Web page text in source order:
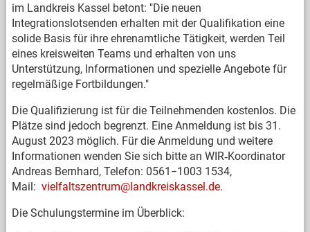
im Landkreis Kassel betont: "Die neuen
Integrationslotsenden erhalten mit der Qualifikation eine
solide Basis für ihre ehrenamtliche Tätigkeit, werden Teil
eines kreisweiten Teams und erhalten von uns
Unterstützung, Informationen und spezielle Angebote für
regelmäßige Fortbildungen."
Die Qualifizierung ist für die Teilnehmenden kostenlos. Die
Plätze sind jedoch begrenzt. Eine Anmeldung ist bis 31.
August 2023 möglich. Für die Anmeldung und weitere
Informationen wenden Sie sich bitte an WIR‐Koordinator
Andreas Bernhard, Telefon: 0561−1003 1534,
Mail: vielfaltszentrum@landkreiskassel.de.
Die Schulungstermine im Überblick: